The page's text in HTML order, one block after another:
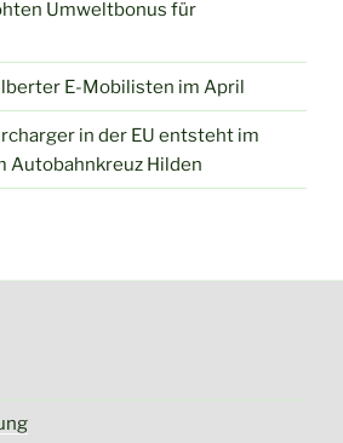
Umweltbonus für
E-Mobilisten im April
in der EU entsteht im
Autobahnkreuz Hilden